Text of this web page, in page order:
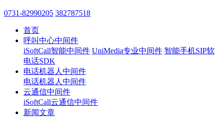
0731-82990205 382787518
首页
呼叫中心中间件
iSoftCall智能中间件 UniMedia专业中间件 智能手机SIP软
电话SDK
电话机器人中间件
电话机器人中间件
云通信中间件
iSoftCall云通信中间件
新闻文章